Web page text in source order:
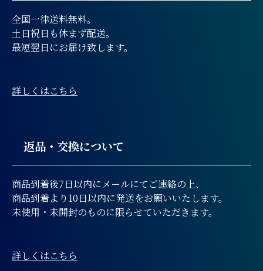
全国一律送料無料。
土日祝日も休まず配送。
最短翌日にお届け致します。
詳しくはこちら
返品・交換について
商品到着後7日以内にメールにてご連絡の上、
商品到着より10日以内に発送をお願いいたします。
未使用・未開封のものに限らせていただきます。
詳しくはこちら